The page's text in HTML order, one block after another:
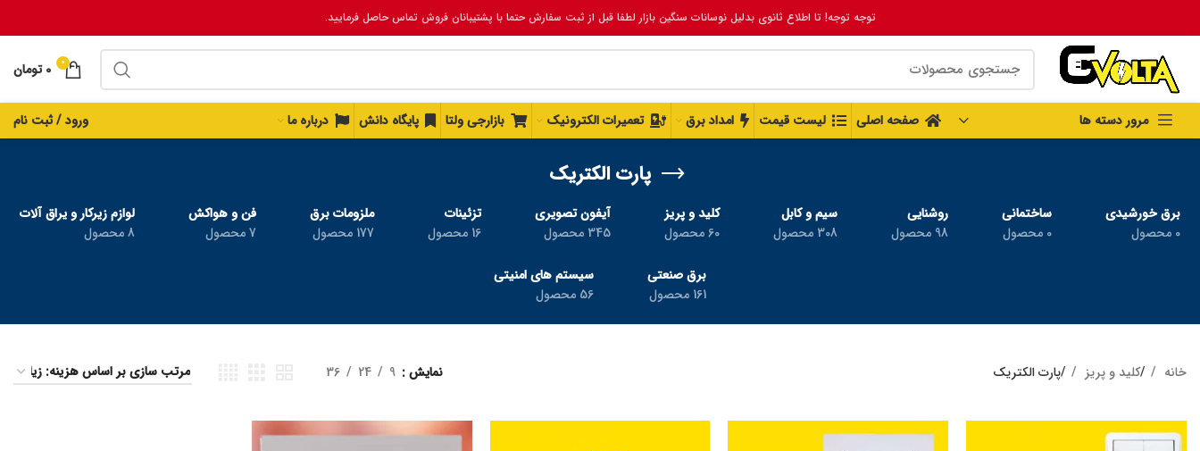
توجه توجه! تا اطلاع ثانوی بدلیل نوسانات سنگین بازار لطفا قبل از ثبت سفارش حتما با پشتیبانان فروش تماس حاصل فرمایید.
0
0 تومان
مرور دسته ها صفحه اصلی لیست قیمت امداد برق تعمیرات الکترونیک بازارجی ولتا پایگاه دانش درباره ما ورود / ثبت نام
پارت الکتریک
برق خورشیدی
0 محصول
ساختمانی
0 محصول
روشنایی
98 محصول
سیم و کابل
308 محصول
کلید و پریز
60 محصول
آیفون تصویری
345 محصول
تزئینات
16 محصول
ملزومات برق
177 محصول
فن و هواکش
7 محصول
لوازم زیرکار و یراق آلات
8 محصول
برق صنعتی
161 محصول
سیستم های امنیتی
56 محصول
خانه کلید و پریز پارت الکتریک نمایش 9
24
36